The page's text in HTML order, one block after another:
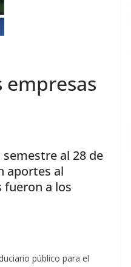
empresas
al 28 de
aportes al
fueron a los
público para el